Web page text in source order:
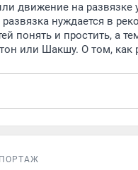
движение на
нуждается в
понять и простить, а
или Шакшу. О том, как